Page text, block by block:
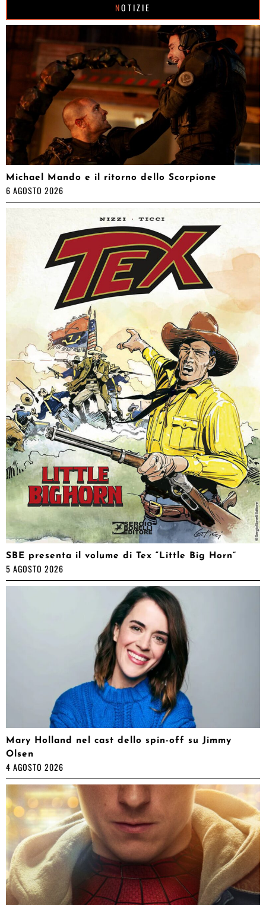
NOTIZIE
Michael Mando e il ritorno dello Scorpione
6 AGOSTO 2026
SBE presenta il volume di Tex “Little Big Horn”
5 AGOSTO 2026
Mary Holland nel cast dello spin-off su Jimmy
Olsen
4 AGOSTO 2026